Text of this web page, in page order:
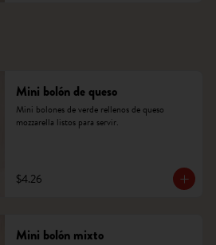
Mini bolón de queso
Mini bolones de verde rellenos de queso
mozzarella listos para servir.
$4.26
Mini bolón mixto